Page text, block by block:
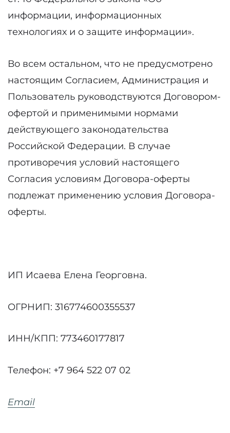
информации, информационных
технологиях и о защите информации».
Во всем остальном, что не предусмотрено
настоящим Согласием, Администрация и
Пользователь руководствуются Договором-
офертой и применимыми нормами
действующего законодательства
Российской Федерации. В случае
противоречия условий настоящего
Согласия условиям Договора-оферты
подлежат применению условия Договора-
оферты.
ИП Исаева Елена Георговна.
ОГРНИП: 316774600355537
ИНН/КПП: 773460177817
Телефон: +7 964 522 07 02
Email